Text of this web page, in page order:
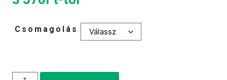
Csomagolás